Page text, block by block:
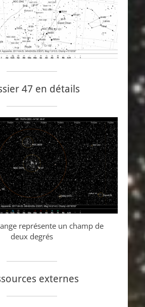
47 en détails
représente un champ de
deux degrés
externes